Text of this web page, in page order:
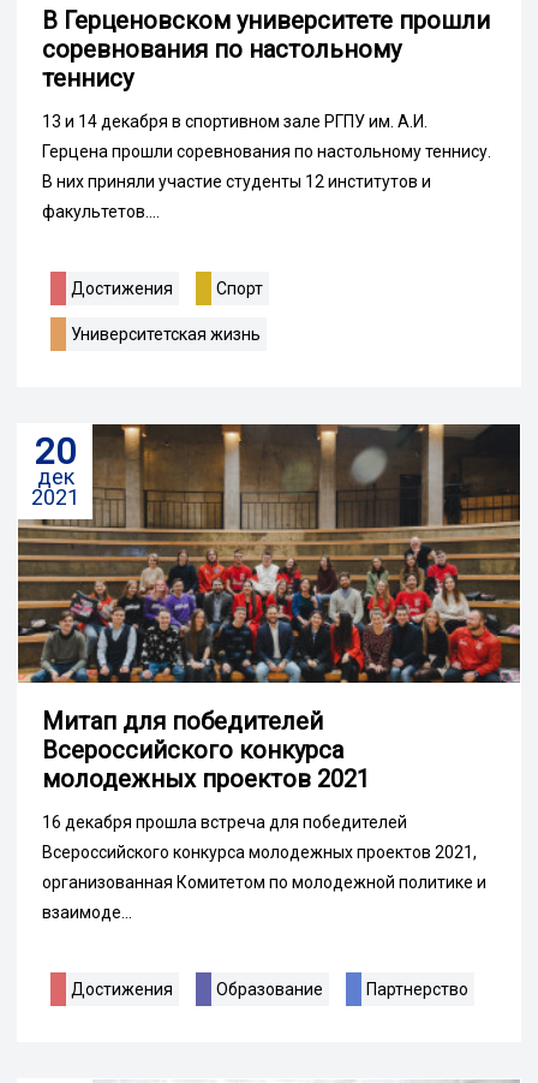
В Герценовском университете прошли
соревнования по настольному
теннису
13 и 14 декабря в спортивном зале РГПУ им. А.И.
Герцена прошли соревнования по настольному теннису.
В них приняли участие студенты 12 институтов и
факультетов....
Достижения Спорт
Университетская жизнь
20
дек
2021
Митап для победителей
Всероссийского конкурса
молодежных проектов 2021
16 декабря прошла встреча для победителей
Всероссийского конкурса молодежных проектов 2021,
организованная Комитетом по молодежной политике и
взаимоде...
Достижения Образование Партнерство